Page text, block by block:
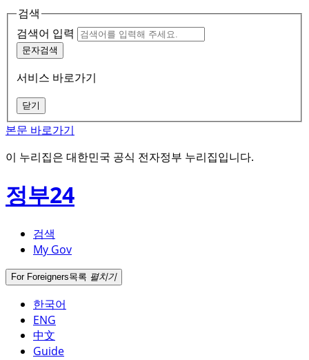
검색
검색어 입력
문자검색
서비스 바로가기
닫기
본문 바로가기
이 누리집은 대한민국 공식 전자정부 누리집입니다.
정부24
검색
My Gov
For Foreigners목록 펼치기
한국어
ENG
中文
Guide